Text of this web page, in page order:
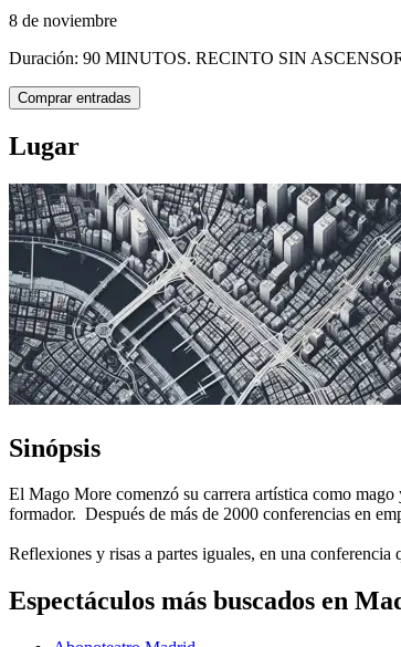
8 de noviembre
Duración: 90 MINUTOS. RECINTO SIN
Comprar entradas
Lugar
Sinópsis
El Mago More comenzó su carrera artística como mago
formador. Después de más de 2000 conferencias en
Reflexiones y risas a partes iguales, en una
Espectáculos más buscados en